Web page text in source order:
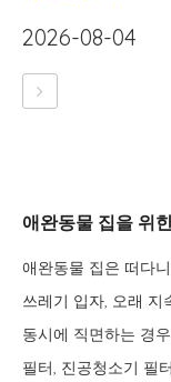
2026-08-04
애완동물 집은 떠다
쓰레기 입자, 오래 지
동시에 직면하는 경
필터, 진공청소기 필